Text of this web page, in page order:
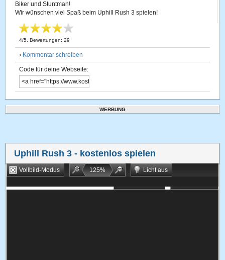
Biker und Stuntman!
Wir wünschen viel Spaß beim Uphill Rush 3 spielen!
4/5 , Bewertungen:29
› Kommentar schreiben
Code für deine Webseite:
WERBUNG
Uphill Rush 3 - kostenlos spielen
Vollbild-Modus 125%
Licht aus